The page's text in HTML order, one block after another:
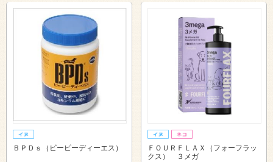
ＢＰＤｓ（ビーピーディーエス）
ＦＯＵＲＦＬＡＸ（フォーフラッ
クス） ３メガ